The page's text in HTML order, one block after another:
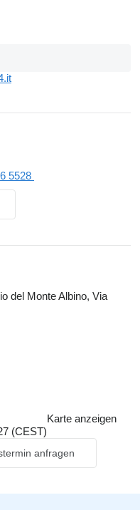
5528
del Monte Albino, Via
Karte anzeigen
(CEST)
anfragen